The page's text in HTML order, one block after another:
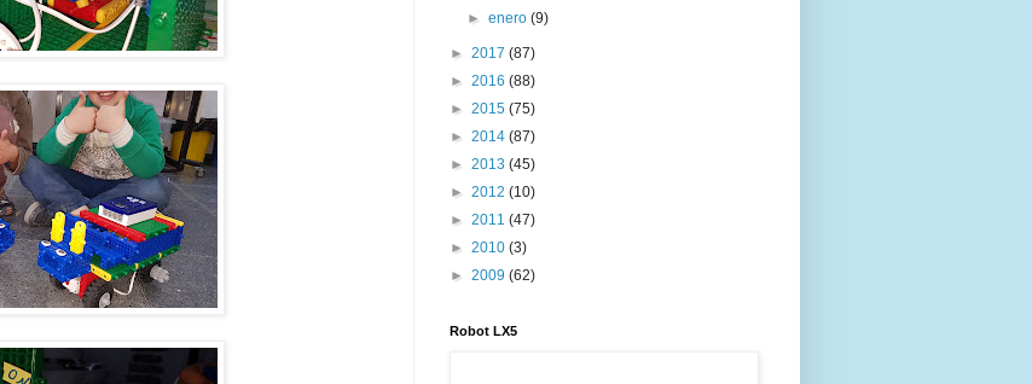
►enero(9)
► 2017 (87)
► 2016 (88)
► 2015 (75)
► 2014 (87)
► 2013 (45)
► 2012 (10)
► 2011 (47)
► 2010 (3)
► 2009 (62)
Robot LX5